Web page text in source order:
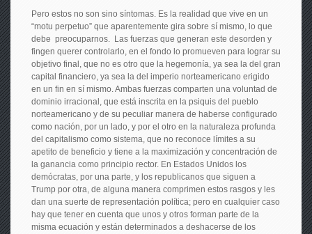
Pero estos no son sino síntomas. Es la realidad que vive en un
“motu perpetuo” que aparentemente gira sobre sí mismo, lo que
debe preocuparnos. Las fuerzas que generan este desorden y
fingen querer controlarlo, en el fondo lo promueven para lograr su
objetivo final, que no es otro que la hegemonía, ya sea la del gran
capital financiero, ya sea la del imperio norteamericano erigido
en un fin en sí mismo. Ambas fuerzas comparten una voluntad de
dominio irracional, que está inscrita en la psiquis del pueblo
norteamericano y de su peculiar manera de haberse configurado
como nación, por un lado, y por el otro en la naturaleza profunda
del capitalismo como sistema, que no reconoce límites a su
apetito de beneficio y tiene a la maximización y concentración de
la ganancia como principio rector. En Estados Unidos los
demócratas, por una parte, y los republicanos que siguen a
Trump por otra, de alguna manera comprimen estos rasgos y les
dan una suerte de representación política; pero en cualquier caso
hay que tener en cuenta que unos y otros forman parte de la
misma ecuación y están determinados a deshacerse de los